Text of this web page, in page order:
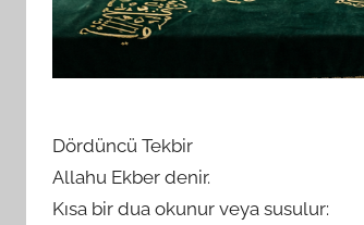
Dördüncü Tekbir
Allahu Ekber denir.
Kısa bir dua okunur veya susulur: